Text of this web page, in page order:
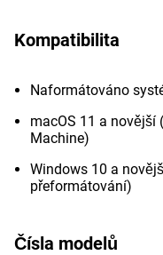
Kompatibilita
Naformátováno
macOS 11 a
Machine)
Windows 10 a
přeformátování)
Čísla modelů